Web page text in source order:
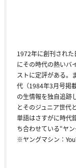
1972年に創刊され
にその時代の熱いバ
ストに定評がある。
代（1984年3月号掲
の生情報を独自追跡
とそのジュニア世代
単語はさすがに時代
ち合わせている“ヤ
※ヤングマシン：